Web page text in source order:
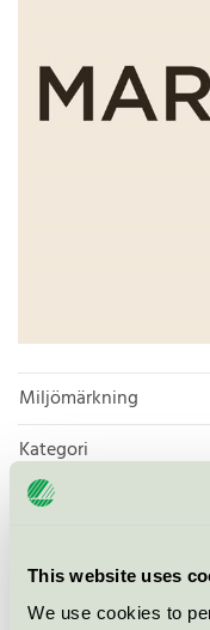
This website uses
We use cookies to
Miljömärkning
Kategori
Produktgrupp
Licensinnehavare